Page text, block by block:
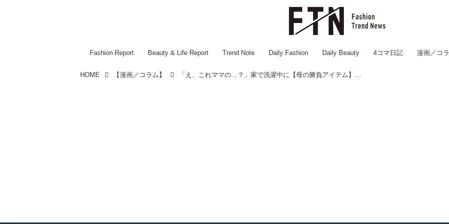
Fashion Report Beauty & Life Report Trend Note Daily Fashion Daily Beauty 4コマ日記 漫画／コ
HOME 【漫画／コラム】